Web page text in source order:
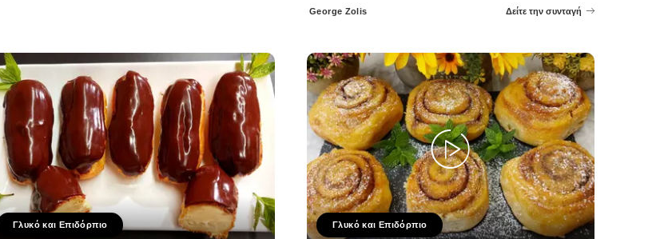
Posted
George Zolis Δείτε την συνταγή
Γλυκό και Επιδόρπιο Γλυκό και Επιδόρπιο